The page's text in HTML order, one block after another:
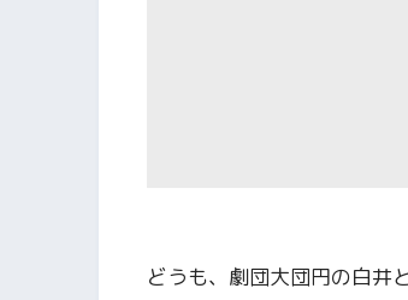
どうも、劇団大団円の白井